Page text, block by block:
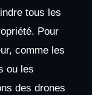
tous les
Pour
comme les
ou les
des drones